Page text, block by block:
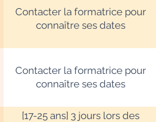
Contacter la formatrice pour
connaître ses dates
Contacter la formatrice pour
connaître ses dates
[17-25 ans] ​3 jours lors des